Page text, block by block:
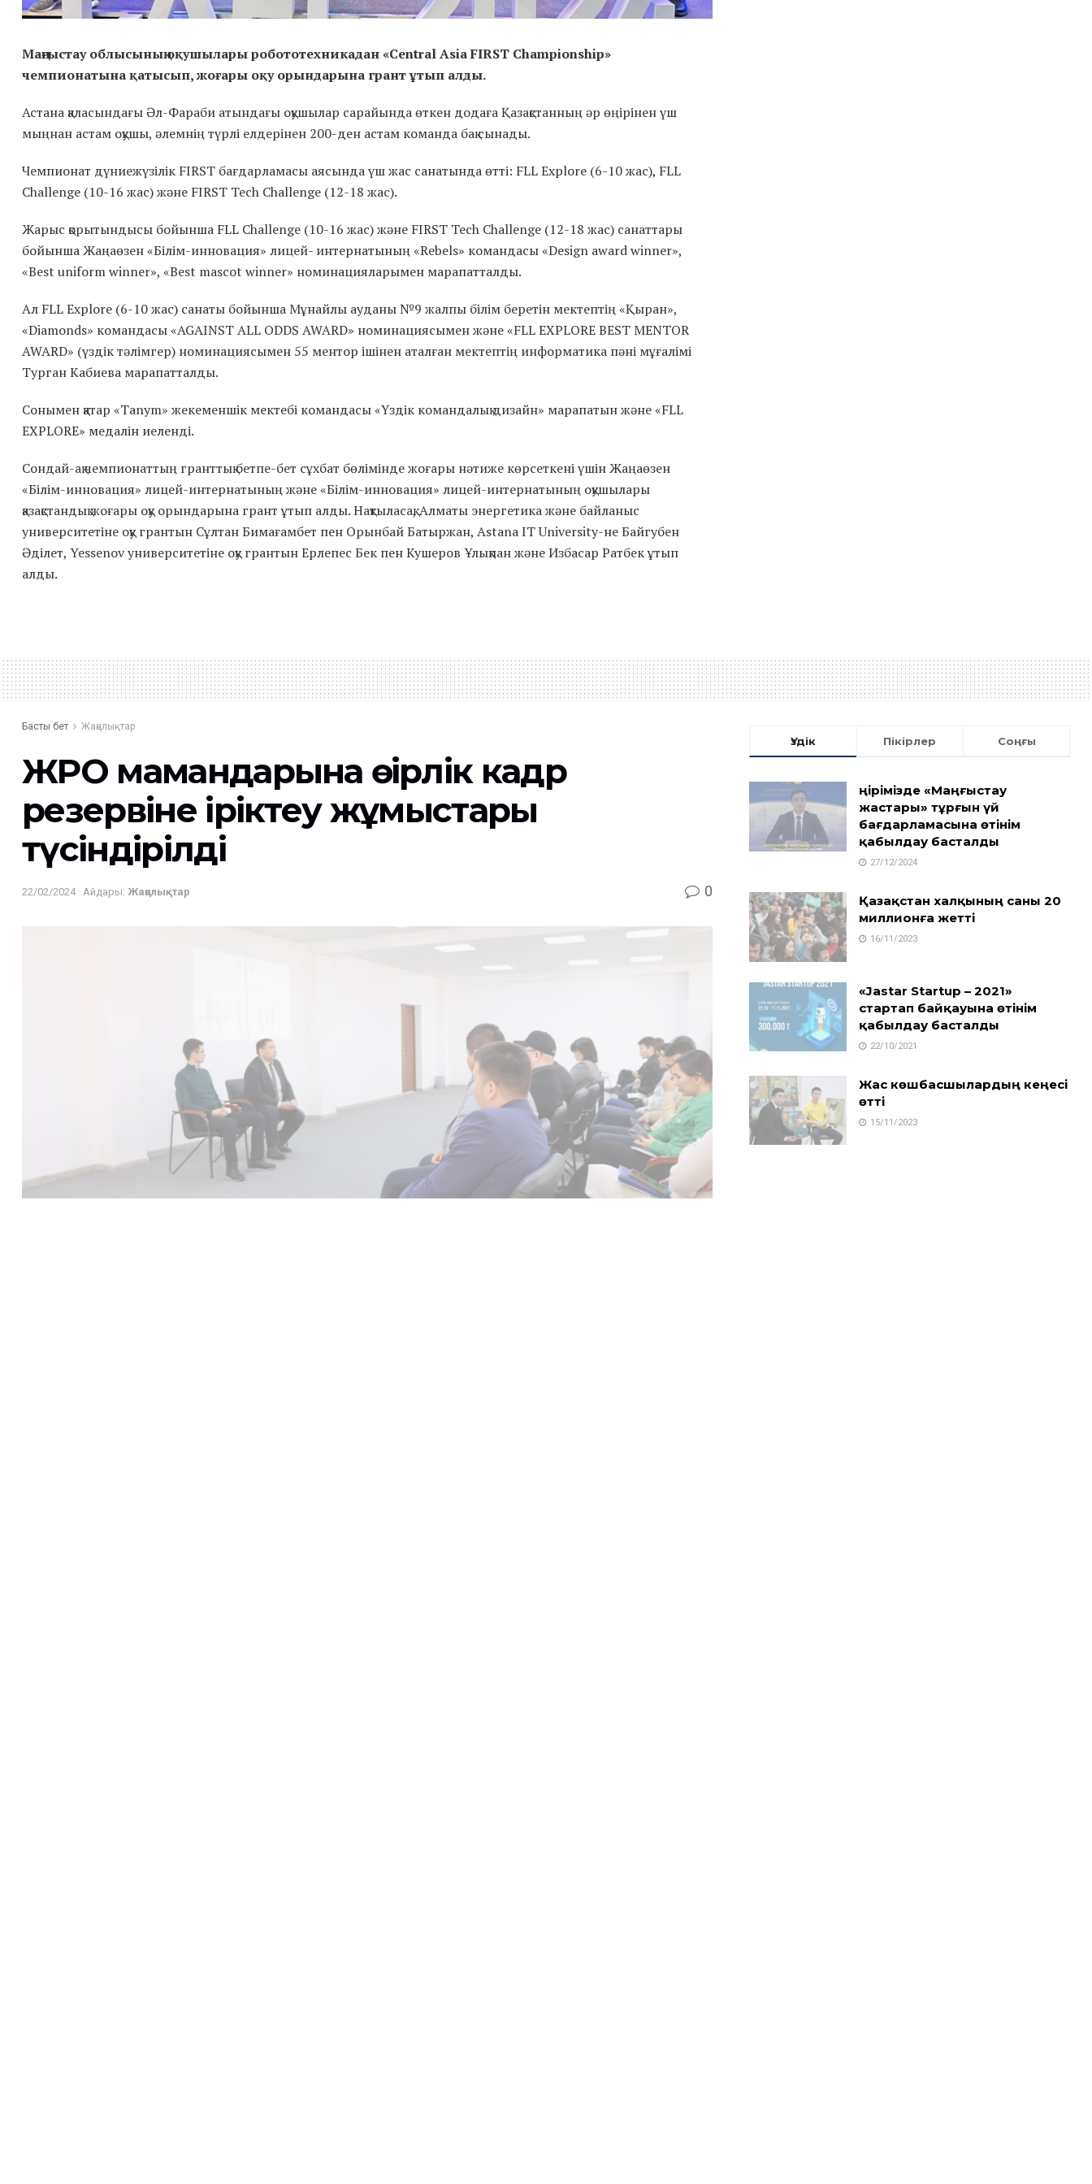
Маңғыстау облысының оқушылары робототехникадан «Central Asia FIRST Championship»
чемпионатына қатысып, жоғары оқу орындарына грант ұтып алды.
Астана қаласындағы Әл-Фараби атындағы оқушылар сарайында өткен додаға Қазақстанның әр өңірінен үш
мыңнан астам оқушы, әлемнің түрлі елдерінен 200-ден астам команда бақ сынады.
Чемпионат дүниежүзілік FIRST бағдарламасы аясында үш жас санатында өтті: FLL Explore (6-10 жас), FLL
Challenge (10-16 жас) және FIRST Tech Challenge (12-18 жас).
Жарыс қорытындысы бойынша FLL Challenge (10-16 жас) және FIRST Tech Challenge (12-18 жас) санаттары
бойынша Жаңаөзен «Білім-инновация» лицей- интернатының «Rebels» командасы «Design award winner»,
«Best uniform winner», «Best mascot winner» номинацияларымен марапатталды.
Ал FLL Explore (6-10 жас) санаты бойынша Мұнайлы ауданы №9 жалпы білім беретін мектептің «Қыран»,
«Diamonds» командасы «AGAINST ALL ODDS AWARD» номинациясымен және «FLL EXPLORE BEST MENTOR
AWARD» (үздік тәлімгер) номинациясымен 55 ментор ішінен аталған мектептің информатика пәні мұғалімі
Турган Кабиева марапатталды.
Сонымен қатар «Tanym» жекеменшік мектебі командасы «Үздік командалық дизайн» марапатын және «FLL
EXPLORE» медалін иеленді.
Сондай-ақ чемпионаттың гранттық бетпе-бет сұхбат бөлімінде жоғары нәтиже көрсеткені үшін Жаңаөзен
«Білім-инновация» лицей-интернатының және «Білім-инновация» лицей-интернатының оқушылары
қазақстандық жоғары оқу орындарына грант ұтып алды. Нақтыласақ, Алматы энергетика және байланыс
университетіне оқу грантын Сұлтан Бимағамбет пен Орынбай Батыржан, Astana IT University-не Байгубен
Әділет, Yessenov университетіне оқу грантын Ерлепес Бек пен Кушеров Ұлықпан және Избасар Ратбек ұтып
алды.
Басты бет Жаңалықтар
ЖРО мамандарына өңірлік кадр
резервіне іріктеу жұмыстары
түсіндірілді
22/02/2024 Айдары: Жаңалықтар 0
Үздік Пікірлер Соңғы
Өңірімізде «Маңғыстау
жастары» тұрғын үй
бағдарламасына өтінім
қабылдау басталды
27/12/2024
Қазақстан халқының саны 20
миллионға жетті
16/11/2023
«Jastar Startup – 2021»
стартап байқауына өтінім
қабылдау басталды
22/10/2021
Жас көшбасшылардың кеңесі
өтті
15/11/2023